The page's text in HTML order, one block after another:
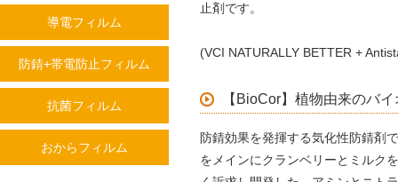
導電フィルム
防錆+帯電防止フィルム
抗菌フィルム
おからフィルム
止剤です。
(VCI NATURALLY BETTER +
【BioCor】植物由来のバ
防錆効果を発揮する気化性防錆剤
をメインにクランベリーとミルク